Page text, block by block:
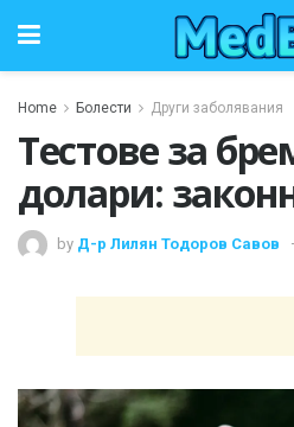
Home Болести Други заболявания
Тестове за
долари:
by Д-р Лилян Тодоров Савов